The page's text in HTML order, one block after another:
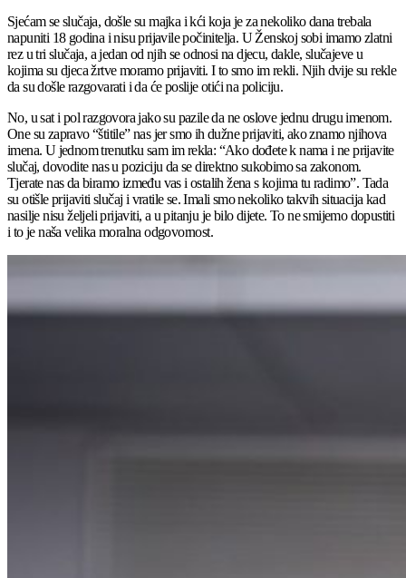
Sjećam se slučaja, došle su majka i kći koja je za nekoliko dana trebala
napuniti 18 godina i nisu prijavile počinitelja. U Ženskoj sobi imamo zlatni
rez u tri slučaja, a jedan od njih se odnosi na djecu, dakle, slučajeve u
kojima su djeca žrtve moramo prijaviti. I to smo im rekli. Njih dvije su rekle
da su došle razgovarati i da će poslije otići na policiju.
No, u sat i pol razgovora jako su pazile da ne oslove jednu drugu imenom.
One su zapravo “štitile” nas jer smo ih dužne prijaviti, ako znamo njihova
imena. U jednom trenutku sam im rekla: “Ako dođete k nama i ne prijavite
slučaj, dovodite nas u poziciju da se direktno sukobimo sa zakonom.
Tjerate nas da biramo između vas i ostalih žena s kojima tu radimo”. Tada
su otišle prijaviti slučaj i vratile se. Imali smo nekoliko takvih situacija kad
nasilje nisu željeli prijaviti, a u pitanju je bilo dijete. To ne smijemo dopustiti
i to je naša velika moralna odgovornost.